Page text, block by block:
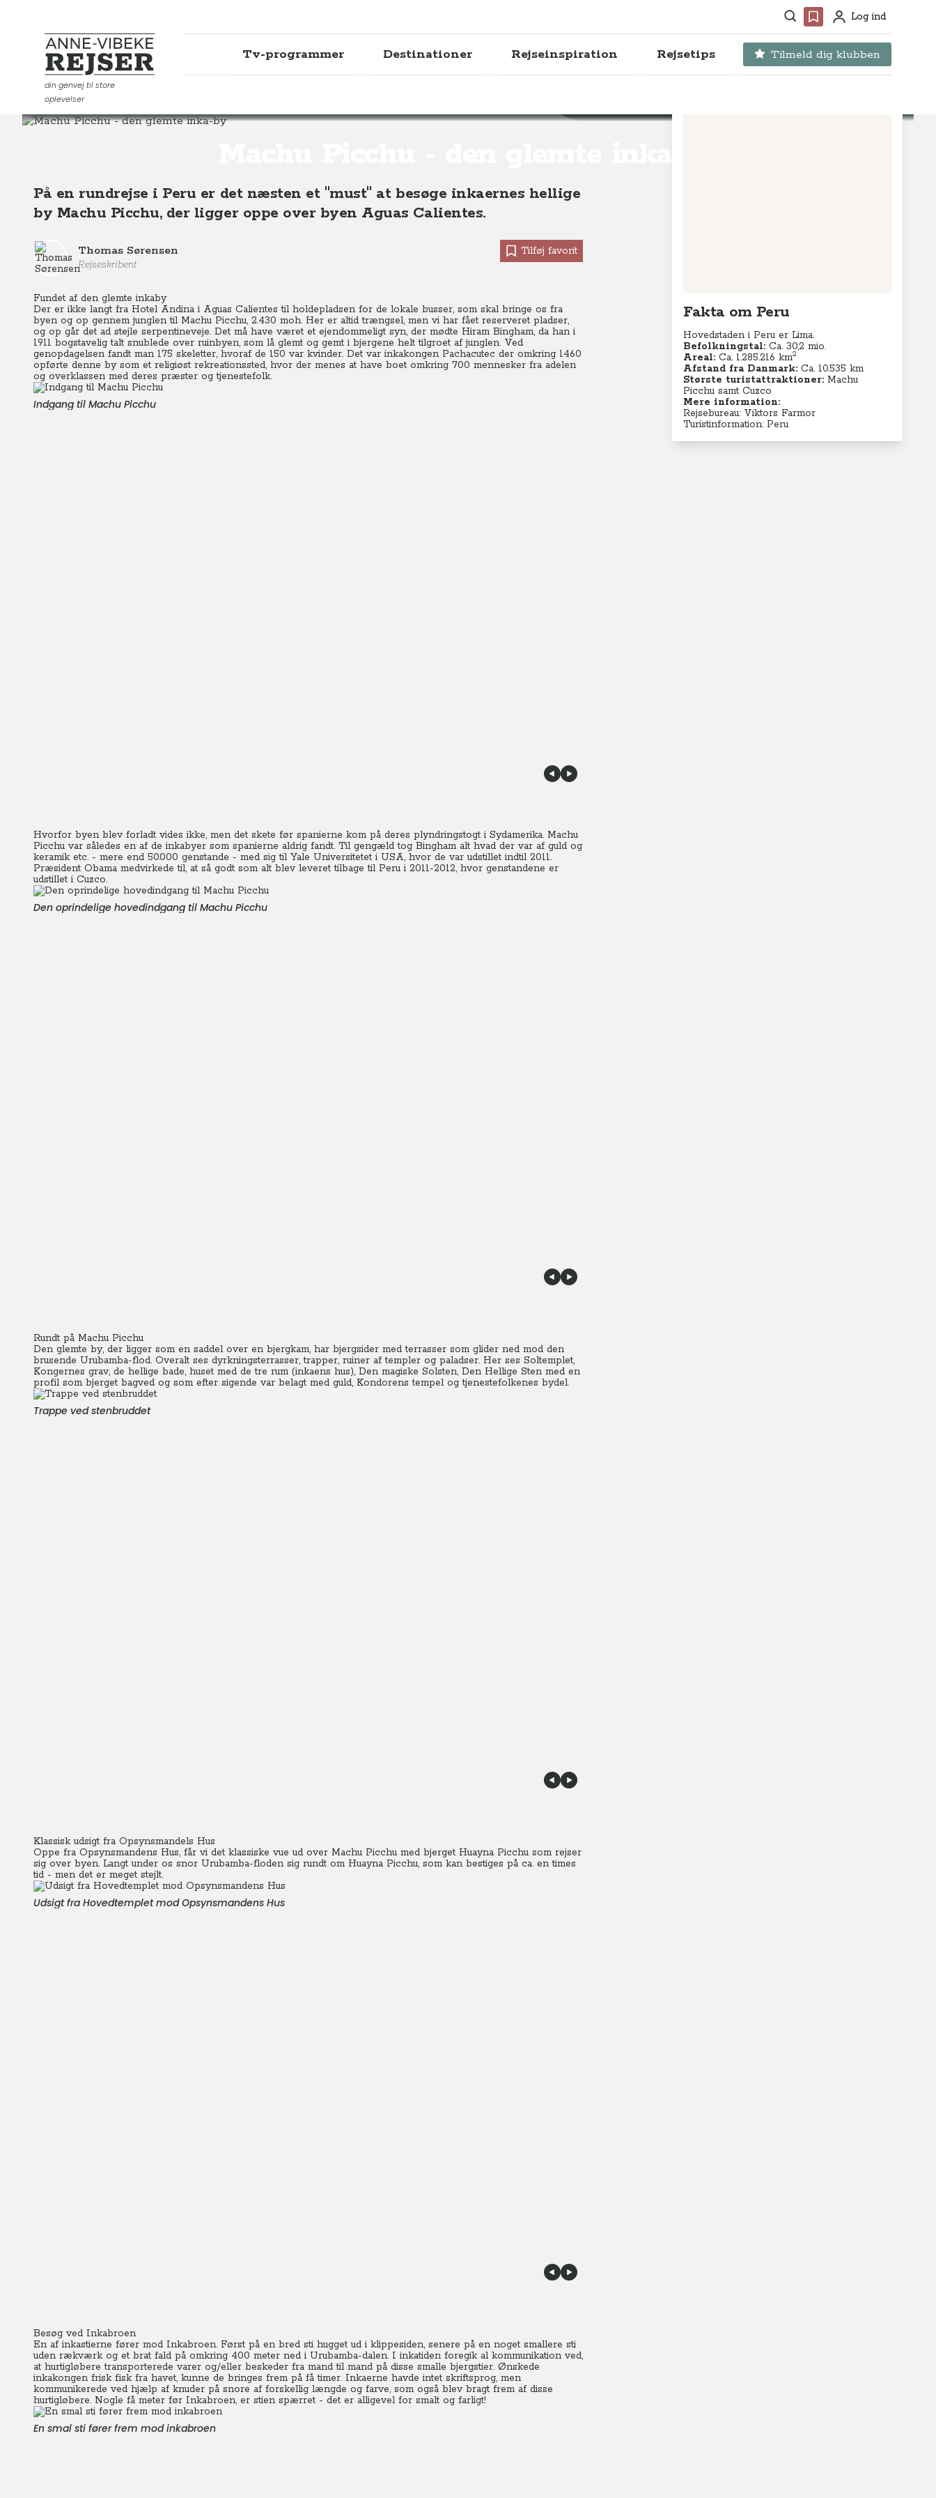
Søg Favoritter
ProfilLog ind
Anne-Vibeke Rejser
din genvej til store
oplevelser
Tv-programmer Destinationer Rejseinspiration Rejsetips Tilmeld dig klubben
Destinationer
På en rundrejse i Peru er det næsten et "must" at besøge inkaernes hellige
by Machu Picchu, der ligger oppe over byen Aguas Calientes.
Thomas Sørensen
Rejseskribent
Tilføj favorit
Fundet af den glemte inkaby
Der er ikke langt fra Hotel Andina i Aguas Calientes til holdepladsen for de lokale busser, som skal bringe os fra
byen og op gennem junglen til Machu Picchu, 2.430 moh. Her er altid trængsel, men vi har fået reserveret pladser,
og op går det ad stejle serpentineveje. Det må have været et ejendommeligt syn, der mødte Hiram Bingham, da han i
1911 bogstavelig talt snublede over ruinbyen, som lå glemt og gemt i bjergene helt tilgroet af junglen. Ved
genopdagelsen fandt man 175 skeletter, hvoraf de 150 var kvinder. Det var inkakongen Pachacutec der omkring 1460
opførte denne by som et religiøst rekreationssted, hvor der menes at have boet omkring 700 mennesker fra adelen
og overklassen med deres præster og tjenestefolk.
Indgang til Machu Picchu
Hvorfor byen blev forladt vides ikke, men det skete før spanierne kom på deres plyndringstogt i Sydamerika. Machu
Picchu var således en af de inkabyer som spanierne aldrig fandt. Til gengæld tog Bingham alt hvad der var af guld og
keramik etc. - mere end 50.000 genstande - med sig til Yale Universitetet i USA, hvor de var udstillet indtil 2011.
Præsident Obama medvirkede til, at så godt som alt blev leveret tilbage til Peru i 2011-2012, hvor genstandene er
udstillet i Cuzco.
Den oprindelige hovedindgang til Machu Picchu
Rundt på Machu Picchu
Den glemte by, der ligger som en saddel over en bjergkam, har bjergsider med terrasser som glider ned mod den
brusende Urubamba-flod. Overalt ses dyrkningsterrasser, trapper, ruiner af templer og paladser. Her ses Soltemplet,
Kongernes grav, de hellige bade, huset med de tre rum (inkaens hus), Den magiske Solsten, Den Hellige Sten med en
profil som bjerget bagved og som efter sigende var belagt med guld, Kondorens tempel og tjenestefolkenes bydel.
Trappe ved stenbruddet
Klassisk udsigt fra Opsynsmandels Hus
Oppe fra Opsynsmandens Hus, får vi det klassiske vue ud over Machu Picchu med bjerget Huayna Picchu som rejser
sig over byen. Langt under os snor Urubamba-floden sig rundt om Huayna Picchu, som kan bestiges på ca. en times
tid - men det er meget stejlt.
Udsigt fra Hovedtemplet mod Opsynsmandens Hus
Besøg ved Inkabroen
En af inkastierne fører mod Inkabroen. Først på en bred sti hugget ud i klippesiden, senere på en noget smallere sti
uden rækværk og et brat fald på omkring 400 meter ned i Urubamba-dalen. I inkatiden foregik al kommunikation ved,
at hurtigløbere transporterede varer og/eller beskeder fra mand til mand på disse smalle bjergstier. Ønskede
inkakongen frisk fisk fra havet, kunne de bringes frem på få timer. Inkaerne havde intet skriftsprog, men
kommunikerede ved hjælp af knuder på snore af forskellig længde og farve, som også blev bragt frem af disse
hurtigløbere. Nogle få meter før Inkabroen, er stien spærret - det er alligevel for smalt og farligt!
En smal sti fører frem mod inkabroen
Fakta om Peru
Hovedstaden i Peru er Lima.
Befolkningstal: Ca. 30,2 mio.
Areal: Ca. 1.285.216 km2
Afstand fra Danmark: Ca. 10.535 km
Største turistattraktioner: Machu
Picchu samt Cuzco
Mere information:
Rejsebureau: Viktors Farmor
Turistinformation: Peru